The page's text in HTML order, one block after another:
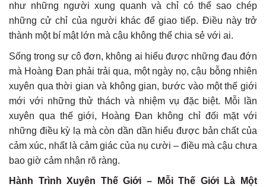
như những người xung quanh và chỉ có thể sao chép
những cử chỉ của người khác để giao tiếp. Điều này trở
thành một bí mật lớn mà cậu không thể chia sẻ với ai.
Sống trong sự cô đơn, không ai hiểu được những đau đớn
mà Hoàng Đan phải trải qua, một ngày nọ, cậu bỗng nhiên
xuyên qua thời gian và không gian, bước vào một thế giới
mới với những thử thách và nhiệm vụ đặc biệt. Mỗi lần
xuyên qua thế giới, Hoàng Đan không chỉ đối mặt với
những điều kỳ lạ mà còn dần dần hiểu được bản chất của
cảm xúc, nhất là cảm giác của nụ cười – điều mà cậu chưa
bao giờ cảm nhận rõ ràng.
Hành Trình Xuyên Thế Giới – Mỗi Thế Giới Là Một